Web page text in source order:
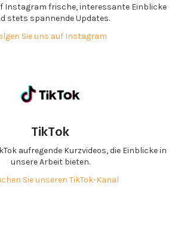
Instagram frische, interessante Einblicke
stets spannende Updates.
Sie uns auf Instagram
TikTok
aufregende Kurzvideos, die Einblicke in
unsere Arbeit bieten.
Sie unseren TikTok-Kanal